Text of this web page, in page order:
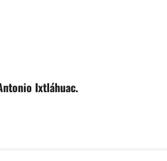
Ixtláhuac.